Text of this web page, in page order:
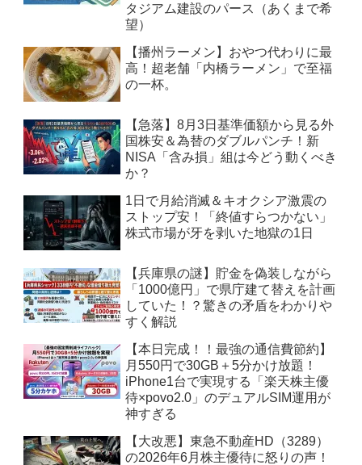
タジアム建設のパース（あくまで希
望）
【播州ラーメン】おやつ代わりに最
高！超老舗「内橋ラーメン」で至福
の一杯。
【急落】8月3日基準価額から見る外
国株安＆為替のダブルパンチ！新
NISA「含み損」組は今どう動くべき
か？
1日で月給消滅＆キオクシア激震の
ストップ安！「終値すらつかない」
株式市場が牙を剥いた地獄の1日
【兵庫県の謎】貯金を偽装しながら
「1000億円」で県庁建て替えを計画
していた！？驚きの矛盾をわかりや
すく解説
【本日完成！！最強の通信費節約】
月550円で30GB＋5分かけ放題！
iPhone1台で実現する「楽天株主優
待×povo2.0」のデュアルSIM運用が
神すぎる
【大改悪】東急不動産HD（3289）
の2026年6月株主優待に怒りの声！